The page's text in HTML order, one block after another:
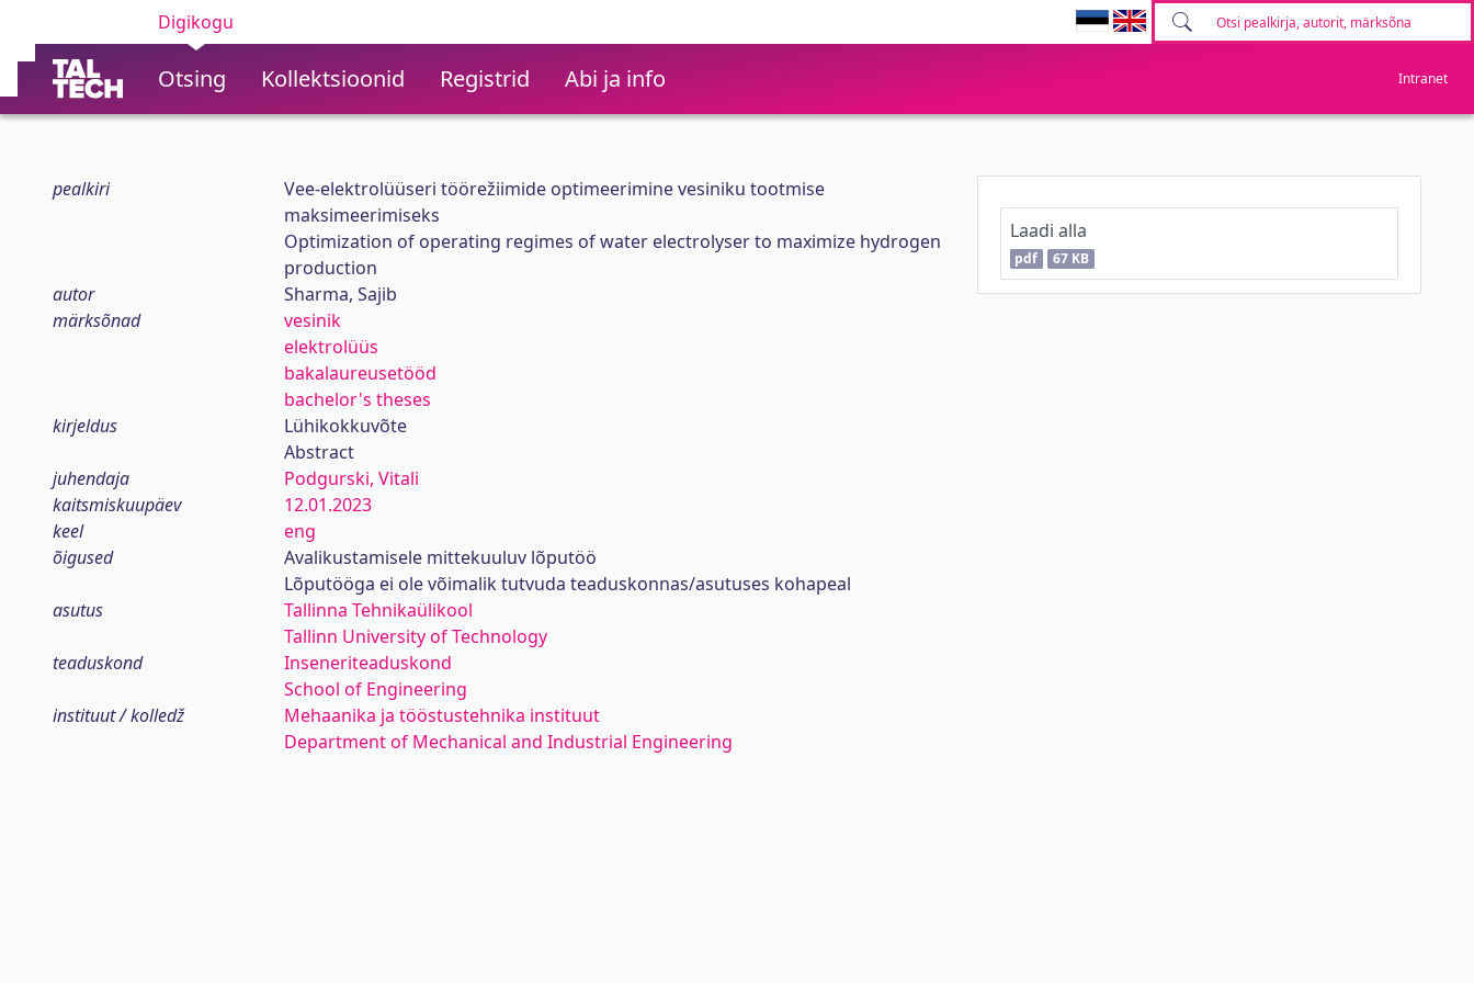
Digikogu
Otsing Kollektsioonid Registrid Abi ja info Intranet
pealkiri
Vee-elektrolüüseri töörežiimide optimeerimine vesiniku tootmise
maksimeerimiseks
Optimization of operating regimes of water electrolyser to maximize hydrogen
production
autor
Sharma, Sajib
märksõnad
vesinik
elektrolüüs
bakalaureusetööd
bachelor's theses
kirjeldus
Lühikokkuvõte
Abstract
juhendaja
Podgurski, Vitali
kaitsmiskuupäev
12.01.2023
keel
eng
õigused
Avalikustamisele mittekuuluv lõputöö
Lõputööga ei ole võimalik tutvuda teaduskonnas/asutuses kohapeal
asutus
Tallinna Tehnikaülikool
Tallinn University of Technology
teaduskond
Inseneriteaduskond
School of Engineering
instituut / kolledž
Mehaanika ja tööstustehnika instituut
Department of Mechanical and Industrial Engineering
Laadi alla
pdf 67 KB